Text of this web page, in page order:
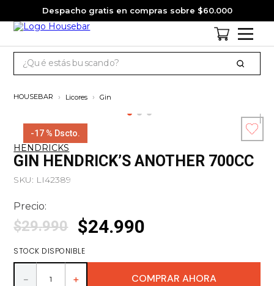
Despacho gratis en compras sobre $60.000
jack daniels
3.
jagermeister
8 .
ron
9
packs
Licores Gin
-17 % Dscto.
HENDRICKS
GIN HENDRICK’S ANOTHER 700CC
SKU: LI42389
Precio:
$29.990 $24.990
STOCK DISPONIBLE
＋
－ COMPRAR AHORA